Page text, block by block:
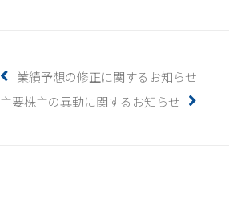
業績予想の修正に関するお知らせ
主要株主の異動に関するお知らせ